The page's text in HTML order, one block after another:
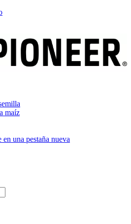
maíz
en una pestaña nueva